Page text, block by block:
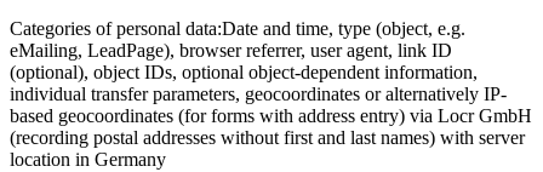
Categories of personal data:Date and time, type (object, e.g.
eMailing, LeadPage), browser referrer, user agent, link ID
(optional), object IDs, optional object-dependent information,
individual transfer parameters, geocoordinates or alternatively IP-
based geocoordinates (for forms with address entry) via Locr GmbH
(recording postal addresses without first and last names) with server
location in Germany